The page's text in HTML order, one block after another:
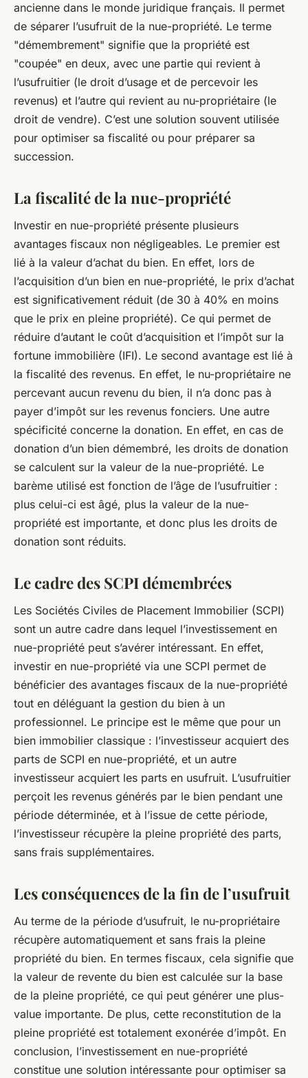
ancienne dans le monde juridique français. Il permet
de séparer l’usufruit de la nue-propriété. Le terme
"démembrement" signifie que la propriété est
"coupée" en deux, avec une partie qui revient à
l’usufruitier (le droit d’usage et de percevoir les
revenus) et l’autre qui revient au nu-propriétaire (le
droit de vendre). C’est une solution souvent utilisée
pour optimiser sa fiscalité ou pour préparer sa
succession.
La fiscalité de la nue-propriété
Investir en nue-propriété présente plusieurs
avantages fiscaux non négligeables. Le premier est
lié à la valeur d’achat du bien. En effet, lors de
l’acquisition d’un bien en nue-propriété, le prix d’achat
est significativement réduit (de 30 à 40% en moins
que le prix en pleine propriété). Ce qui permet de
réduire d’autant le coût d’acquisition et l’impôt sur la
fortune immobilière (IFI). Le second avantage est lié à
la fiscalité des revenus. En effet, le nu-propriétaire ne
percevant aucun revenu du bien, il n’a donc pas à
payer d’impôt sur les revenus fonciers. Une autre
spécificité concerne la donation. En effet, en cas de
donation d’un bien démembré, les droits de donation
se calculent sur la valeur de la nue-propriété. Le
barème utilisé est fonction de l’âge de l’usufruitier :
plus celui-ci est âgé, plus la valeur de la nue-
propriété est importante, et donc plus les droits de
donation sont réduits.
Le cadre des SCPI démembrées
Les Sociétés Civiles de Placement Immobilier (SCPI)
sont un autre cadre dans lequel l’investissement en
nue-propriété peut s’avérer intéressant. En effet,
investir en nue-propriété via une SCPI permet de
bénéficier des avantages fiscaux de la nue-propriété
tout en déléguant la gestion du bien à un
professionnel. Le principe est le même que pour un
bien immobilier classique : l’investisseur acquiert des
parts de SCPI en nue-propriété, et un autre
investisseur acquiert les parts en usufruit. L’usufruitier
perçoit les revenus générés par le bien pendant une
période déterminée, et à l’issue de cette période,
l’investisseur récupère la pleine propriété des parts,
sans frais supplémentaires.
Les conséquences de la fin de l’usufruit
Au terme de la période d’usufruit, le nu-propriétaire
récupère automatiquement et sans frais la pleine
propriété du bien. En termes fiscaux, cela signifie que
la valeur de revente du bien est calculée sur la base
de la pleine propriété, ce qui peut générer une plus-
value importante. De plus, cette reconstitution de la
pleine propriété est totalement exonérée d’impôt. En
conclusion, l’investissement en nue-propriété
constitue une solution intéressante pour optimiser sa